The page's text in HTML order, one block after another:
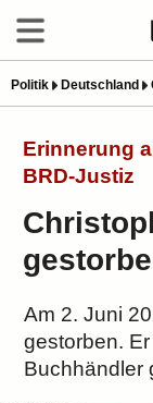
Politik Deutschland
Erinnerung
BRD-Justiz
Am 2. Juni
gestorben.
Buchhändler